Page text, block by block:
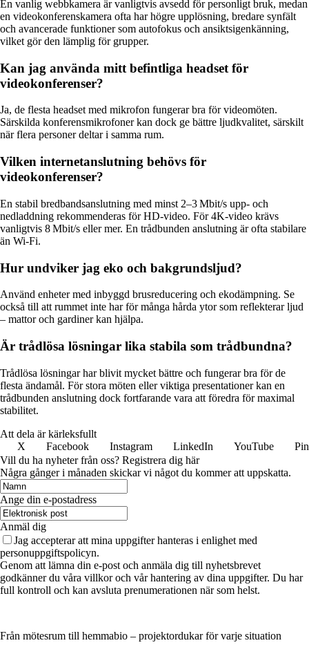
En vanlig webbkamera är vanligtvis avsedd för personligt bruk, medan
en videokonferenskamera ofta har högre upplösning, bredare synfält
och avancerade funktioner som autofokus och ansiktsigenkänning,
vilket gör den lämplig för grupper.
Kan jag använda mitt befintliga headset för
videokonferenser?
Ja, de flesta headset med mikrofon fungerar bra för videomöten.
Särskilda konferensmikrofoner kan dock ge bättre ljudkvalitet, särskilt
när flera personer deltar i samma rum.
Vilken internetanslutning behövs för
videokonferenser?
En stabil bredbandsanslutning med minst 2–3 Mbit/s upp- och
nedladdning rekommenderas för HD-video. För 4K-video krävs
vanligtvis 8 Mbit/s eller mer. En trådbunden anslutning är ofta stabilare
än Wi-Fi.
Hur undviker jag eko och bakgrundsljud?
Använd enheter med inbyggd brusreducering och ekodämpning. Se
också till att rummet inte har för många hårda ytor som reflekterar ljud
– mattor och gardiner kan hjälpa.
Är trådlösa lösningar lika stabila som trådbundna?
Trådlösa lösningar har blivit mycket bättre och fungerar bra för de
flesta ändamål. För stora möten eller viktiga presentationer kan en
trådbunden anslutning dock fortfarande vara att föredra för maximal
stabilitet.
Att dela är kärleksfullt
X
Facebook Instagram LinkedIn YouTube
Vill du ha nyheter från oss? Registrera dig här
Några gånger i månaden skickar vi något du kommer att uppskatta.
Ange din e-postadress
Anmäl dig
Jag accepterar att mina uppgifter hanteras i enlighet med
personuppgiftspolicyn.
Genom att lämna din e-post och anmäla dig till nyhetsbrevet
godkänner du våra villkor och vår hantering av dina uppgifter. Du har
full kontroll och kan avsluta prenumerationen när som helst.
Från mötesrum till hemmabio – projektordukar för varje situation